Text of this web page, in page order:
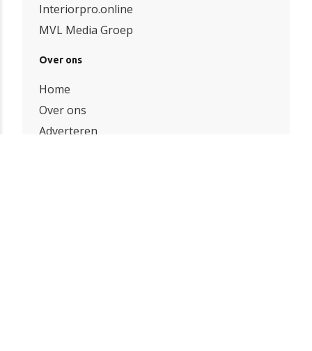
Interiorpro.online
MVL Media Groep
Over ons
Home
Over ons
Adverteren